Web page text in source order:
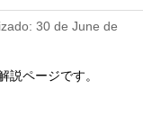
30 de June de
説ページです。